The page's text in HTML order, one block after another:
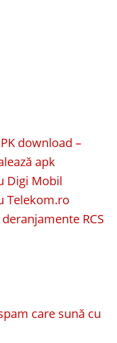
download –
apk
Digi Mobil
Telekom.ro
RCS
care sună cu